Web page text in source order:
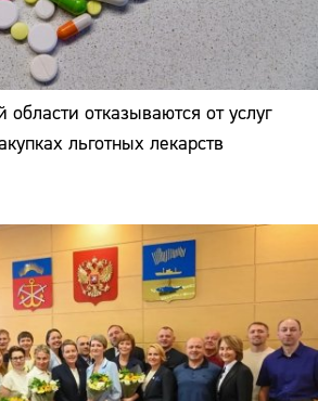
отказываются от услуг
льготных лекарств